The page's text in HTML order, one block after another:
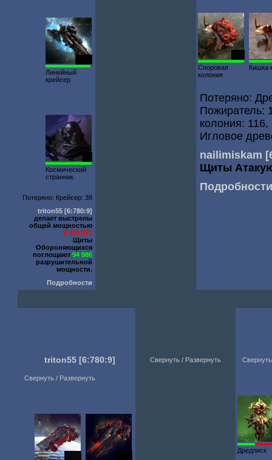
Линейный
крейсер
Космический
странник
Потеряно: Крейсер: 38
triton55 [6:780:9]
делает выстрелы
общей мощностью
9 484 970
Щиты
Обороняющихся
поглощают94 986
разрушительной
мощности.
Подробности
Споровая
колония
Кишка
Потеряно:
Пожиратель:
колония:
Игловое
nailimiskam
Щиты
triton55 [6:780:9]
Свернуть / Развернуть
Свернуть / Развернуть
Дредлиск